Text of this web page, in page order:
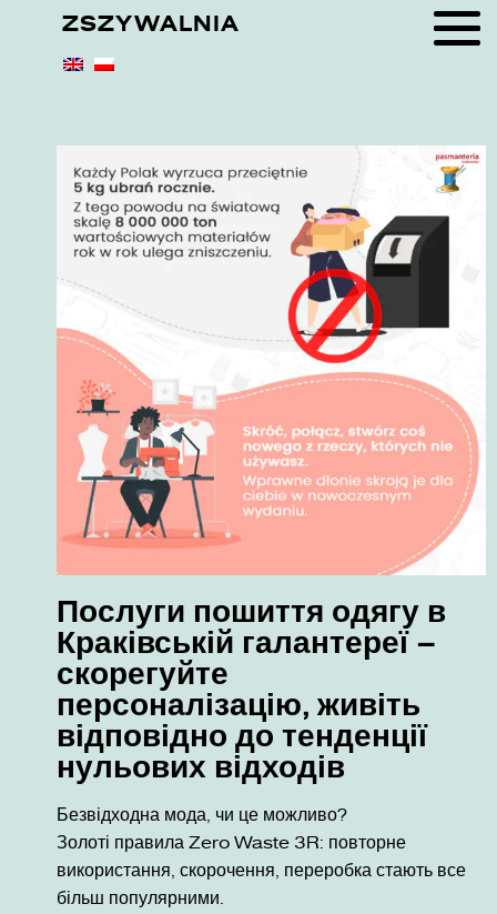
ZSZYWALNIA
Послуги пошиття одягу в
Краківській галантереї –
скорегуйте
персоналізацію, живіть
відповідно до тенденції
нульових відходів
Безвідходна мода, чи це можливо?
Золоті правила Zero Waste 3R: повторне
використання, скорочення, переробка стають все
більш популярними.